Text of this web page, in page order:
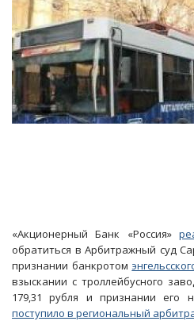
подан
иск
о
банкротстве
«Акционерный Банк «Россия»
обратиться в Арбитражный суд
признании банкротом
взыскании с троллейбусного
179,31 рубля и признании его
поступило в региональный